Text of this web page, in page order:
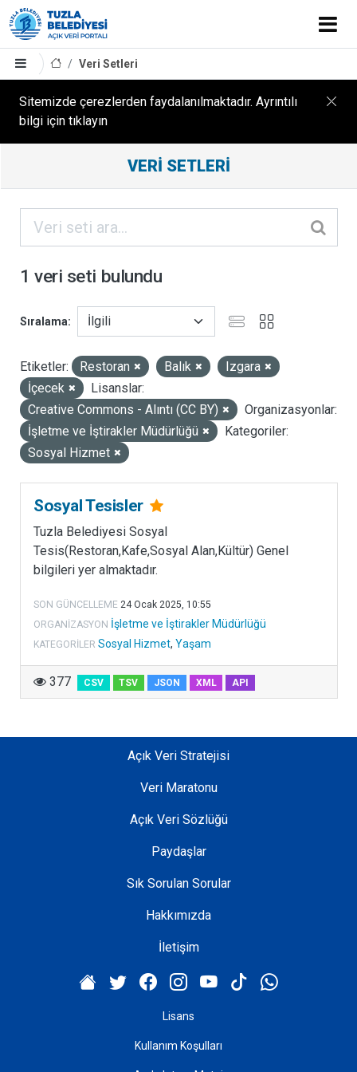
Veri Setleri
Sitemizde çerezlerden faydalanılmaktadır. Ayrıntılı
bilgi için tıklayın
Sonuçları
ORGANIZASYONLAR
KATEGORILER
ETIKETLER
LISANSLAR
VERI SETLERI
1 veri seti bulundu
Sıralama
Etiketler: Restoran Balık
Izgara
İçecek
Lisanslar:
Creative Commons - Alıntı (CC BY)
Organizasyonlar:
İşletme ve İştirakler Müdürlüğü
Kategoriler:
Sosyal Hizmet
Sosyal Tesisler
Tuzla Belediyesi Sosyal
Tesis(Restoran,Kafe,Sosyal Alan,Kültür) Genel
bilgileri yer almaktadır.
SON GÜNCELLEME 24 Ocak 2025, 10:55
ORGANIZASYON İşletme ve İştirakler Müdürlüğü
KATEGORILER Sosyal Hizmet, Yaşam
377 CSV TSV JSON XML API
Açık Veri Stratejisi
Veri Maratonu
Açık Veri Sözlüğü
Paydaşlar
Sık Sorulan Sorular
Hakkımızda
İletişim
Lisans
Kullanım Koşulları